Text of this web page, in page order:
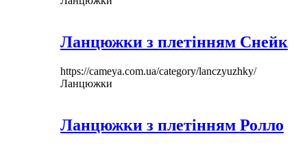
Ланцюжки з плетінням Снейк
https://cameya.com.ua/category/lanczyuzhky/
Ланцюжки
Ланцюжки з плетінням Ролло